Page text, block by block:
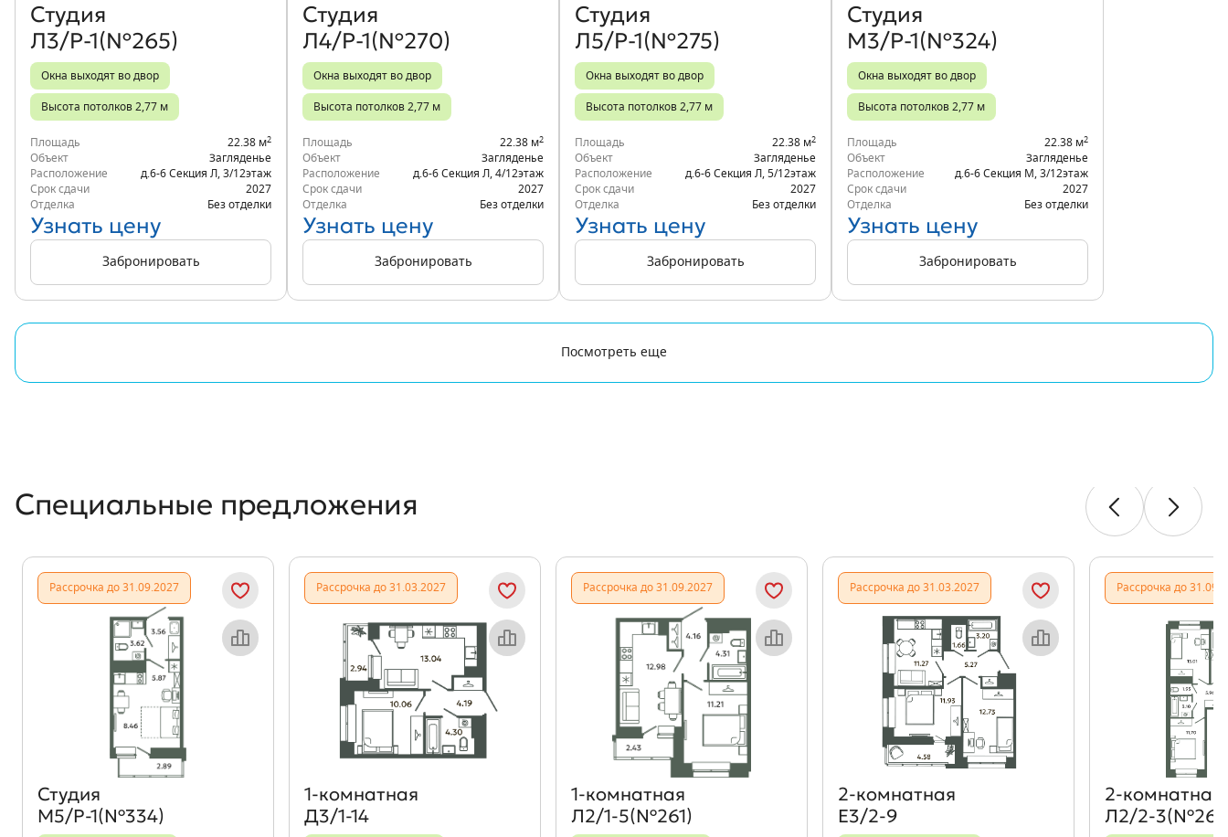
Студия
Л3/Р-1(№265)
Окна выходят во двор
Высота потолков 2,77 м
Площадь 22.38 м2
Объект
Загляденье
Расположение
д.6-6 Секция Л 3/12этаж
Срок сдачи
2027
Отделка
Без отделки
Узнать цену
Забронировать
Студия
Л4/Р-1(№270)
Окна выходят во двор
Высота потолков 2,77 м
Площадь 22.38 м2
Объект
Загляденье
Расположение
д.6-6 Секция Л 4/12этаж
Срок сдачи
2027
Отделка
Без отделки
Узнать цену
Забронировать
Студия
Л5/Р-1(№275)
Окна выходят во двор
Высота потолков 2,77 м
Площадь 22.38 м2
Объект
Загляденье
Расположение
д.6-6 Секция Л 5/12этаж
Срок сдачи
2027
Отделка
Без отделки
Узнать цену
Забронировать
Студия
М3/Р-1(№324)
Окна выходят во двор
Высота потолков 2,77 м
Площадь 22.38 м2
Объект
Загляденье
Расположение
д.6-6 Секция М 3/12этаж
Срок сдачи
2027
Отделка
Без отделки
Узнать цену
Забронировать
Посмотреть еще
Специальные предложения
Рассрочка до 31.09.2027
Объект месяца
Студия
М5/Р-1(№334)
Рассрочка до 31.03.2027
Объект месяца
1‑комнатная
Д3/1-14
Рассрочка до 31.09.2027
Объект месяца
1‑комнатная
Л2/1-5(№261)
Рассрочка до 31.03.2027
Объект месяца
2‑комнатная
Е3/2-9
Рассрочка до
2‑комнатная
Л2/2-